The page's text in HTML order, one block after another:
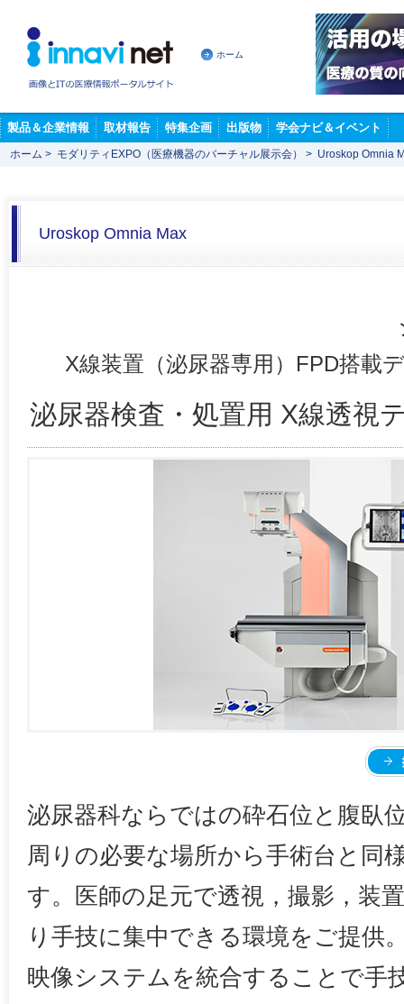
ホーム
製品＆企業情報 取材報告 特集企画 出版物 学会ナビ＆イベント
ホーム > モダリティEXPO（医療機器のバーチャル展示会） > Uroskop Omnia
Uroskop Omnia Max
X線装置（泌尿器専用）FPD搭載
泌尿器検査・処置用 X線透視
泌尿器科ならではの砕石位と腹臥
周りの必要な場所から手術台と同
す。医師の足元で透視，撮影，装
り手技に集中できる環境をご提供
映像システムを統合することで手